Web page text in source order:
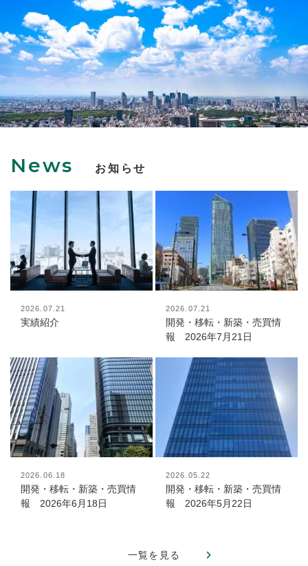
News お知らせ
2026.07.21
実績紹介
2026.07.21
開発・移転・新築・売買情
報 2026年7月21日
2026.06.18
開発・移転・新築・売買情
報 2026年6月18日
2026.05.22
開発・移転・新築・売買情
報 2026年5月22日
一覧を見る